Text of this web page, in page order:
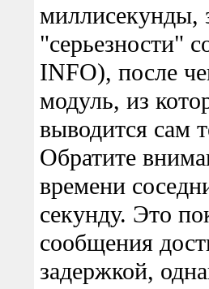
миллисекунды,
"серьезности"
INFO), после
модуль, из
выводится сам
Обратите
времени
секунду. Это
сообщения
задержкой,